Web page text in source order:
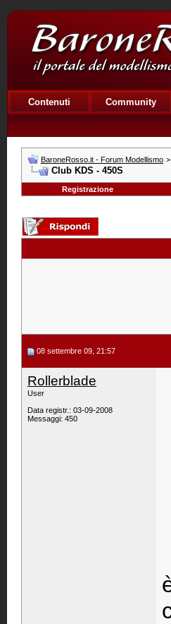
Contenuti Community
BaroneRosso.it - Forum Modellismo >
Club KDS - 450S
Registrazione
08 settembre 09, 21:57
Rollerblade
User
Data registr.: 03-09-2008
Messaggi: 450